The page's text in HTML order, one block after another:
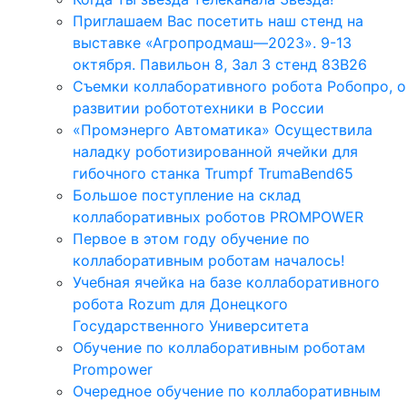
Приглашаем Вас посетить наш стенд на
выставке «Агропродмаш—2023». 9-13
октября. Павильон 8, Зал 3 стенд 83B26
Съемки коллаборативного робота Робопро, о
развитии робототехники в России
«Промэнерго Автоматика» Осуществила
наладку роботизированной ячейки для
гибочного станка Trumpf TrumaBend65
Большое поступление на склад
коллаборативных роботов PROMPOWER
Первое в этом году обучение по
коллаборативным роботам началось!
Учебная ячейка на базе коллаборативного
робота Rozum для Донецкого
Государственного Университета
Обучение по коллаборативным роботам
Prompower
Очередное обучение по коллаборативным